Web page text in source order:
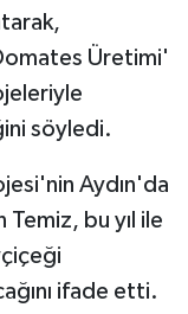
Üretimi'
söyledi.
Aydın'da
Temiz, bu yıl ile
ifade etti.